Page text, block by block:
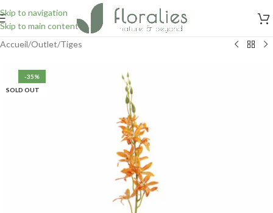
Skip to navigation
Skip to main content
Accueil/Outlet/Tiges
-35%
SOLD OUT